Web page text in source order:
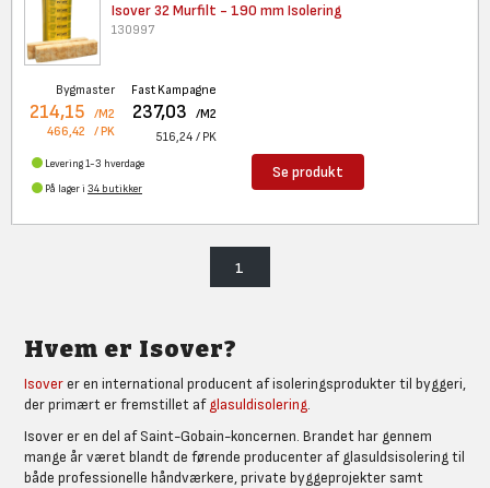
Isover 32 Murfilt - 190 mm Isolering
130997
Bygmaster
214,15 /M2
466,42 / PK
Fast Kampagne
237,03 /M2
516,24 / PK
Levering 1-3 hverdage
På lager i 34 butikker
Se produkt
1
Hvem er Isover?
Isoverer en international producent af isoleringsprodukter til byggeri,
der primært er fremstillet afglasuldisolering.
Isover er en del af Saint-Gobain-koncernen. Brandet har gennem
mange år været blandt de førende producenter af glasuldsisolering til
både professionelle håndværkere, private byggeprojekter samt